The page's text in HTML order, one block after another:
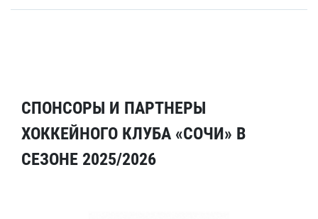
СПОНСОРЫ И ПАРТНЕРЫ
ХОККЕЙНОГО КЛУБА «СОЧИ» В
СЕЗОНЕ 2025/2026